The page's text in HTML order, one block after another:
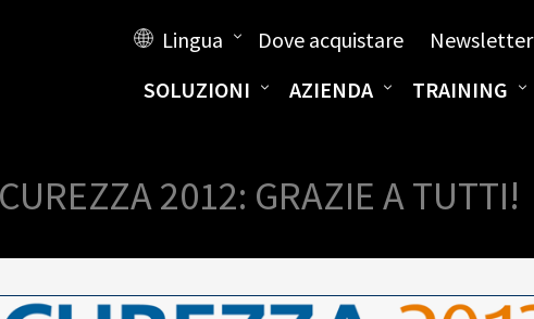
Dove acquistare Newsletter
Lingua
SOLUZIONI AZIENDA TRAINING
2012: GRAZIE A TUTTI!